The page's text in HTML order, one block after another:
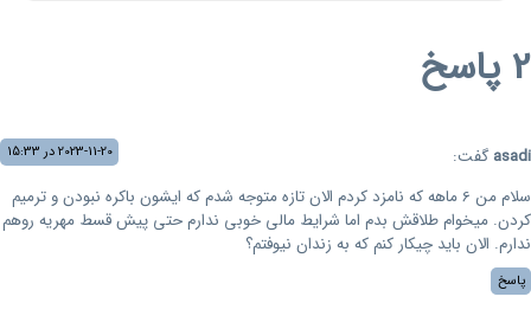
2 پاسخ
asadi گفت: 2023-11-20 در 15:33
سلام من 6 ماهه که نامزد کردم الان تازه متوجه شدم که ایشون باکره نبودن و ترمیم
کردن. میخوام طلاقش بدم اما شرایط مالی خوبی ندارم حتی پیش قسط مهریه روهم
ندارم. الان باید چیکار کنم که به زندان نیوفتم؟
پاسخ